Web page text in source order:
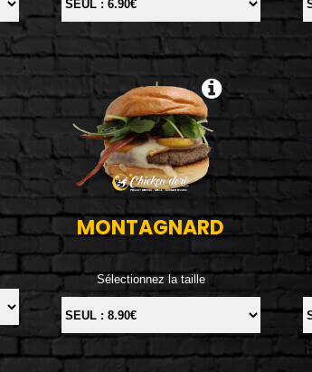
MONTAGNARD
Sélectionnez la taille